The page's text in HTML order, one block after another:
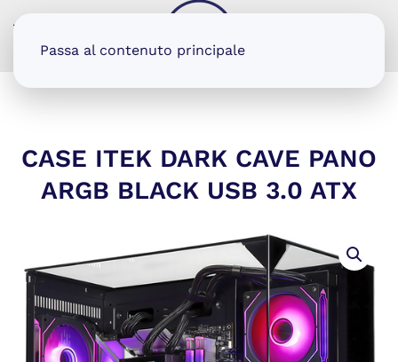
Passa al contenuto principale
CASE ITEK DARK CAVE PANO
ARGB BLACK USB 3.0 ATX